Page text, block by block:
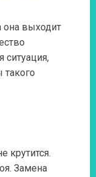
она выходит
ситуация,
такого
крутится.
Замена